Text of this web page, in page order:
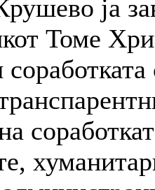
ја
Томе